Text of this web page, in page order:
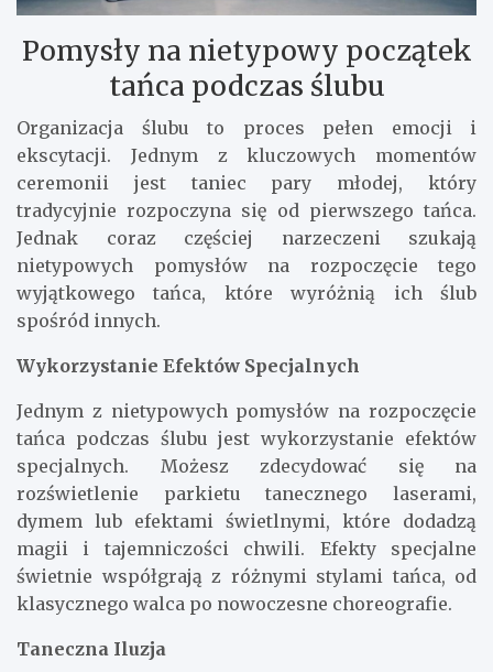
Pomysły na nietypowy początek
tańca podczas ślubu
Organizacja ślubu to proces pełen emocji i
ekscytacji. Jednym z kluczowych momentów
ceremonii jest taniec pary młodej, który
tradycyjnie rozpoczyna się od pierwszego tańca.
Jednak coraz częściej narzeczeni szukają
nietypowych pomysłów na rozpoczęcie tego
wyjątkowego tańca, które wyróżnią ich ślub
spośród innych.
Wykorzystanie Efektów Specjalnych
Jednym z nietypowych pomysłów na rozpoczęcie
tańca podczas ślubu jest wykorzystanie efektów
specjalnych. Możesz zdecydować się na
rozświetlenie parkietu tanecznego laserami,
dymem lub efektami świetlnymi, które dodadzą
magii i tajemniczości chwili. Efekty specjalne
świetnie współgrają z różnymi stylami tańca, od
klasycznego walca po nowoczesne choreografie.
Taneczna Iluzja